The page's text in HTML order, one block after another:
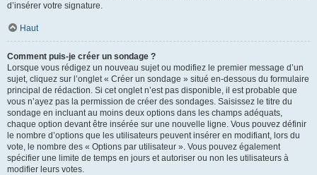
d’insérer votre signature.
Haut
Comment puis-je créer un sondage ?
Lorsque vous rédigez un nouveau sujet ou modifiez le premier message d’un
sujet, cliquez sur l’onglet « Créer un sondage » situé en-dessous du formulaire
principal de rédaction. Si cet onglet n’est pas disponible, il est probable que
vous n’ayez pas la permission de créer des sondages. Saisissez le titre du
sondage en incluant au moins deux options dans les champs adéquats,
chaque option devant être insérée sur une nouvelle ligne. Vous pouvez définir
le nombre d’options que les utilisateurs peuvent insérer en modifiant, lors du
vote, le nombre des « Options par utilisateur ». Vous pouvez également
spécifier une limite de temps en jours et autoriser ou non les utilisateurs à
modifier leurs votes.